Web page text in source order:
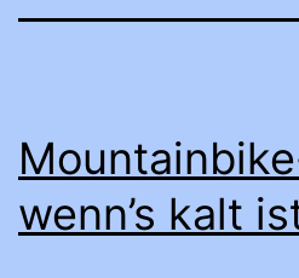
wenn’s kalt